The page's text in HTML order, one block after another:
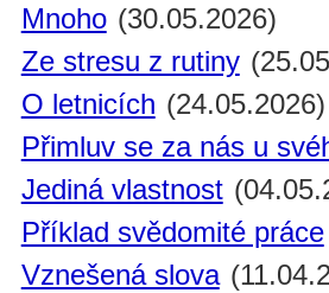
Mnoho (30.05.2026)
Ze stresu z rutiny
O letnicích (24.05.2026)
Přimluv se za nás u
Jediná vlastnost
Příklad svědomité práce
Vznešená slova